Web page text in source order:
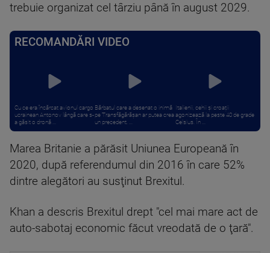
trebuie organizat cel târziu până în august 2029.
RECOMANDĂRI VIDEO
Cu ce era încărcat avionul cargo
ucrainean Antonov lângă care s-
a găsit o dronă ...
Bărbatul care a desenat o inimă
pe Transfăgărășan ar putea crea
un precedent. ...
Italienii, cehii și croații
agonizează la peste 40 de grade
Celsius. În ...
Marea Britanie a părăsit Uniunea Europeană în
2020, după referendumul din 2016 în care 52%
dintre alegători au susţinut Brexitul.
Khan a descris Brexitul drept "cel mai mare act de
auto-sabotaj economic făcut vreodată de o ţară".